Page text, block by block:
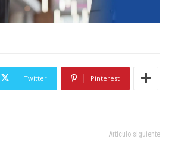
Twitter Pinterest
Artículo siguiente